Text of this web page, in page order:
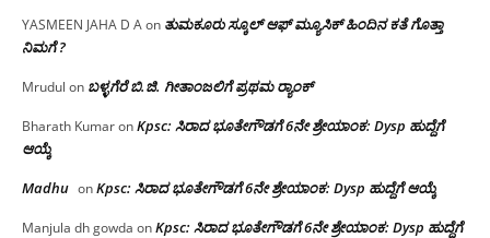
YASMEEN JAHA D Aon ತುಮಕೂರು ಸ್ಕೂಲ್ ಆಫ್ ಮ್ಯೂಸಿಕ್ ಹಿಂದಿನ ಕತೆ ಗೊತ್ತಾ
ನಿಮಗೆ ?
Mrudul on ಬಳ್ಳಗೆರೆ ಬಿ.ಜಿ. ಗೀತಾಂಜಲಿಗೆ ಪ್ರಥಮ ರ‌್ಯಾಂಕ್
Bharath KumaronKpsc: ಸಿರಾದ ಭೂತೇಗೌಡಗೆ 6ನೇ ಶ್ರೇಯಾಂಕ: Dysp ಹುದ್ದೆಗೆ
ಆಯ್ಕೆ
Madhu onKpsc: ಸಿರಾದ ಭೂತೇಗೌಡಗೆ 6ನೇ ಶ್ರೇಯಾಂಕ: Dysp ಹುದ್ದೆಗೆ ಆಯ್ಕೆ
Manjula dh gowda onKpsc: ಸಿರಾದ ಭೂತೇಗೌಡಗೆ 6ನೇ ಶ್ರೇಯಾಂಕ: Dysp ಹುದ್ದೆಗೆ